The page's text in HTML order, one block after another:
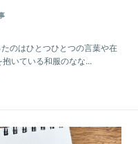
はひとつひとつの言葉や在
いている和服のなな...